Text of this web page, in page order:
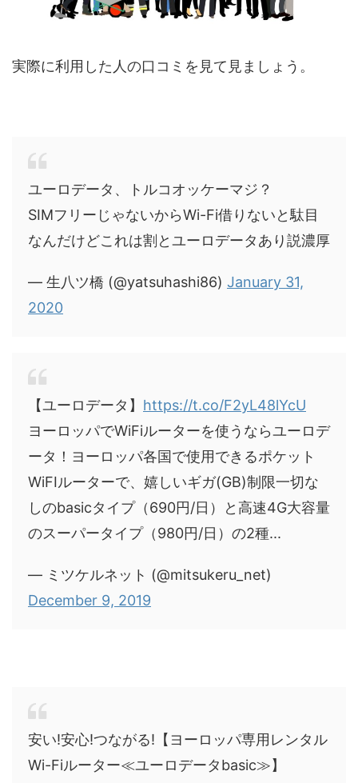
実際に利用した人の口コミを見て見ましょう。
ユーロデータ、トルコオッケーマジ？
SIMフリーじゃないからWi-Fi借りないと駄目
なんだけどこれは割とユーロデータあり説濃厚
— 生八ツ橋 (@yatsuhashi86) January 31,
2020
【ユーロデータ】 https://t.co/F2yL48lYcU
ヨーロッパでWiFiルーターを使うならユーロデ
ータ！ヨーロッパ各国で使用できるポケット
WiFIルーターで、嬉しいギガ(GB)制限一切な
しのbasicタイプ（690円/日）と高速4G大容量
のスーパータイプ（980円/日）の2種...
— ミツケルネット (@mitsukeru_net)
December 9, 2019
安い!安心!つながる!【ヨーロッパ専用レンタル
Wi-Fiルーター≪ユーロデータbasic≫】